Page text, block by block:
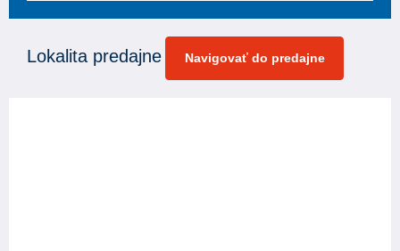
Lokalita predajne Navigovať do predajne